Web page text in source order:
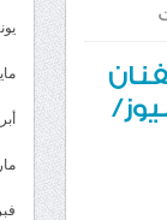
مايو